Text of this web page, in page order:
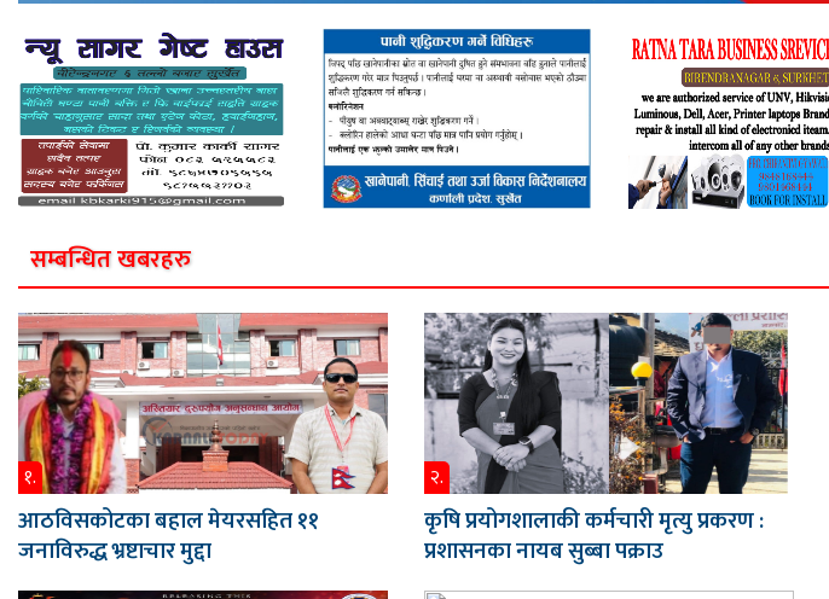
सम्बन्धित खबरहरु
१.
आठविसकोटका बहाल मेयरसहित ११
जनाविरुद्ध भ्रष्टाचार मुद्दा
२.
कृषि प्रयोगशालाकी कर्मचारी मृत्यु प्रकरण :
प्रशासनका नायब सुब्बा पक्राउ